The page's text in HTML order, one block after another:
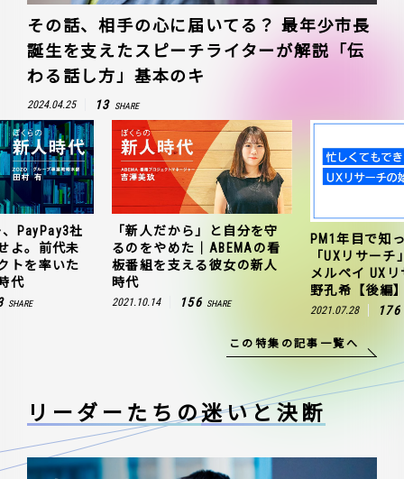
その話、相手の心に届いてる？ 最年少市長
誕生を支えたスピーチライターが解説「伝
わる話し方」基本のキ
2024.04.25 13 SHARE
PayPay3社
よ。前代未
トを率いた
代
SHARE
「新人だから」と自分を守
るのをやめた｜ABEMAの看
板番組を支える彼女の新人
時代
2021.10.14 156 SHARE
PM1年目で知
「UXリサー
メルペイ UX
野孔希【後編
2021.07.28 176
この特集の記事一覧へ
リーダーたちの迷いと決断